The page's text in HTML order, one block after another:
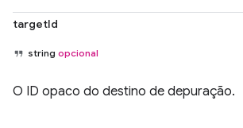
targetId
string opcional
O ID opaco do destino de depuração.